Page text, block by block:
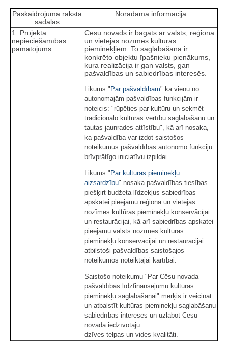
Paskaidrojuma raksta
sadaļas
Norādāmā informācija
1. Projekta
nepieciešamības
pamatojums
Cēsu novads ir bagāts ar valsts, reģiona
un vietējas nozīmes kultūras
pieminekļiem. To saglabāšana ir
konkrēto objektu īpašnieku pienākums,
kura realizācija ir gan valsts, gan
pašvaldības un sabiedrības interesēs.
Likums " Par pašvaldībām" kā vienu no
autonomajām pašvaldības funkcijām ir
noteicis: "rūpēties par kultūru un sekmēt
tradicionālo kultūras vērtību saglabāšanu un
tautas jaunrades attīstību", kā arī nosaka,
ka pašvaldība var izdot saistošos
noteikumus pašvaldības autonomo funkciju
brīvprātīgo iniciatīvu izpildei.
Likums " Par kultūras pieminekļu
aizsardzību" nosaka pašvaldības tiesības
piešķirt budžeta līdzekļus sabiedrības
apskatei pieejamu reģiona un vietējās
nozīmes kultūras pieminekļu konservācijai
un restaurācijai, kā arī sabiedrības apskatei
pieejamu valsts nozīmes kultūras
pieminekļu konservācijai un restaurācijai
atbilstoši pašvaldības saistošajos
noteikumos noteiktajai kārtībai.
Saistošo noteikumu "Par Cēsu novada
pašvaldības līdzfinansējumu kultūras
pieminekļu saglabāšanai" mērķis ir veicināt
un atbalstīt kultūras pieminekļu saglabāšanu
sabiedrības interesēs un uzlabot Cēsu
novada iedzīvotāju
dzīves telpas un vides kvalitāti.